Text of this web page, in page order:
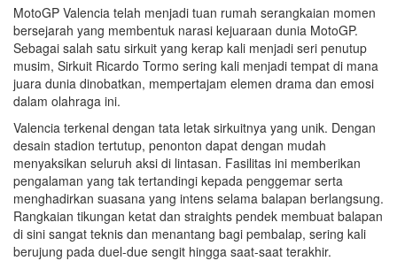
MotoGP Valencia telah menjadi tuan rumah serangkaian momen
bersejarah yang membentuk narasi kejuaraan dunia MotoGP.
Sebagai salah satu sirkuit yang kerap kali menjadi seri penutup
musim, Sirkuit Ricardo Tormo sering kali menjadi tempat di mana
juara dunia dinobatkan, mempertajam elemen drama dan emosi
dalam olahraga ini.
Valencia terkenal dengan tata letak sirkuitnya yang unik. Dengan
desain stadion tertutup, penonton dapat dengan mudah
menyaksikan seluruh aksi di lintasan. Fasilitas ini memberikan
pengalaman yang tak tertandingi kepada penggemar serta
menghadirkan suasana yang intens selama balapan berlangsung.
Rangkaian tikungan ketat dan straights pendek membuat balapan
di sini sangat teknis dan menantang bagi pembalap, sering kali
berujung pada duel-due sengit hingga saat-saat terakhir.